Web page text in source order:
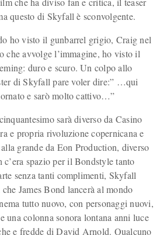
questo di Skyfall è sconvolgente.
ho visto il gunbarrel grigio, Craig nel
che avvolge l’immagine, ho visto il
duro e scuro. Un colpo allo
di Skyfall pare voler dire:” …qui
e sarò molto cattivo…”
sarà diverso da Casino
e propria rivoluzione copernicana e
grande da Eon Production, diverso
c’era spazio per il Bondstyle tanto
senza tanti complimenti, Skyfall
che James Bond lancerà al mondo
tutto nuovo, con personaggi nuovi,
una colonna sonora lontana anni luce
e fredde di David Arnold. Qualcuno